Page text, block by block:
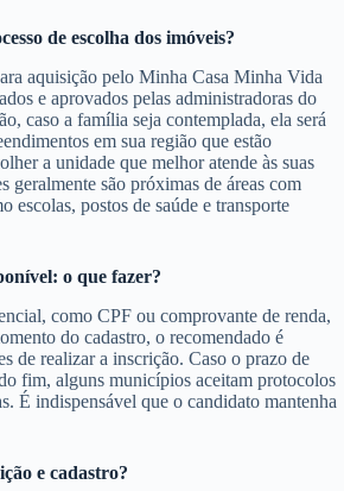
de escolha dos imóveis?
aquisição pelo Minha Casa Minha Vida
e aprovados pelas administradoras do
caso a família seja contemplada, ela será
em sua região que estão
a unidade que melhor atende às suas
geralmente são próximas de áreas com
escolas, postos de saúde e transporte
o que fazer?
como CPF ou comprovante de renda,
do cadastro, o recomendado é
de realizar a inscrição. Caso o prazo de
fim, alguns municípios aceitam protocolos
É indispensável que o candidato mantenha
e cadastro?